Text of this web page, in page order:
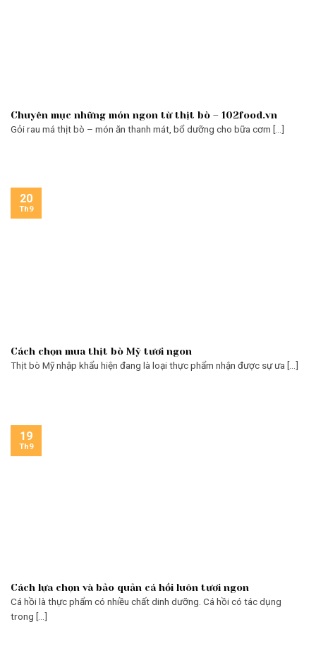
Chuyên mục những món ngon từ thịt bò – 102food.vn
Gỏi rau má thịt bò – món ăn thanh mát, bổ dưỡng cho bữa cơm [...]
Cách chọn mua thịt bò Mỹ tươi ngon
Thịt bò Mỹ nhập khẩu hiện đang là loại thực phẩm nhận được sự ưa [...]
20
Th9
Cách lựa chọn và bảo quản cá hồi luôn tươi ngon
Cá hồi là thực phẩm có nhiều chất dinh dưỡng. Cá hồi có tác dụng
trong [...]
19
Th9